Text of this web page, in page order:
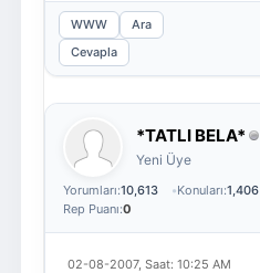
WWW
Ara
Cevapla
*TATLI BELA*
Yeni Üye
Yorumları:10,613 Konuları:1,406
Rep Puanı:0
02-08-2007, Saat: 10:25 AM